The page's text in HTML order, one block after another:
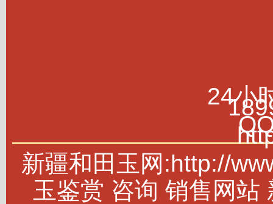
24小
新疆和田玉网:http://
玉鉴赏 咨询 销售网站